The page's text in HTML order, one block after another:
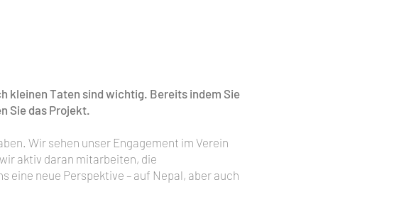
kleinen Taten sind wichtig. Bereits indem Sie
Sie das Projekt.
Wir sehen unser Engagement im Verein
aktiv daran mitarbeiten, die
eine neue Perspektive – auf Nepal, aber auch